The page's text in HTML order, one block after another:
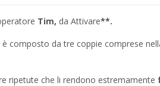
Tim, da Attivare**.
composto da tre coppie comprese
ripetute che li rendono estremamente